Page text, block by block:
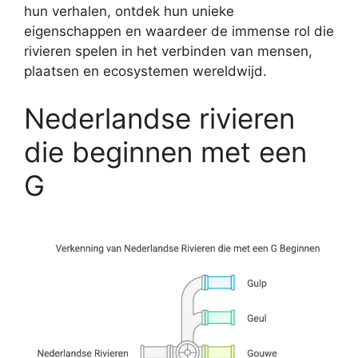
hun verhalen, ontdek hun unieke
eigenschappen en waardeer de immense rol die
rivieren spelen in het verbinden van mensen,
plaatsen en ecosystemen wereldwijd.
Nederlandse rivieren
die beginnen met een
G